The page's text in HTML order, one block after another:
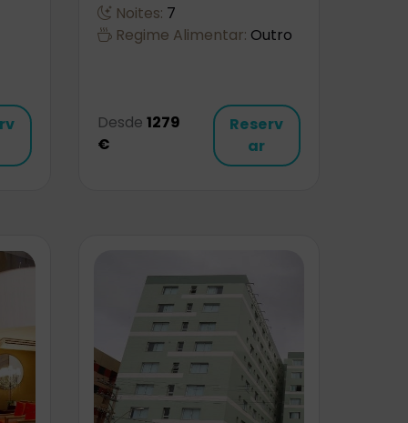
Noites: 7
Regime Alimentar: Outro
Desde 1279
€
Reserv
ar